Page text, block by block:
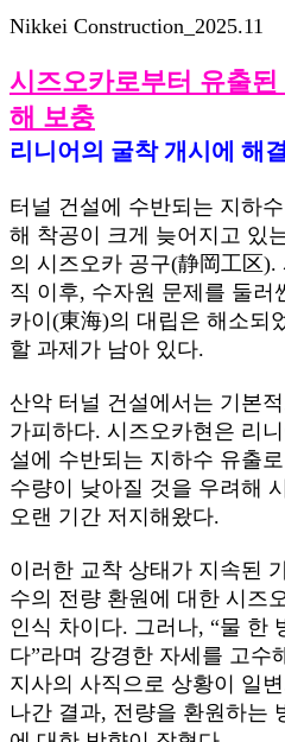
Nikkei Construction_2025.11
시즈오카로부터 유출
해 보충
리니어의 굴착 개시에 해
터널 건설에 수반되는 지하
해 착공이 크게 늦어지고 있
의 시즈오카 공구(静岡工区
직 이후, 수자원 문제를 둘러
카이(東海)의 대립은 해소되
할 과제가 남아 있다.
산악 터널 건설에서는 기본
가피하다. 시즈오카현은 리
설에 수반되는 지하수 유출
수량이 낮아질 것을 우려해
오랜 기간 저지해왔다.
이러한 교착 상태가 지속된
수의 전량 환원에 대한 시즈
인식 차이다. 그러나, “물 한
다”라며 강경한 자세를 고수
지사의 사직으로 상황이 일
나간 결과, 전량을 환원하는